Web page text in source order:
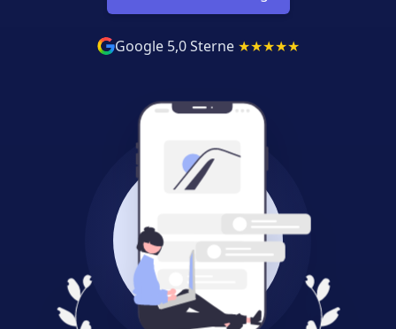
Google 5,0 Sterne ★★★★★